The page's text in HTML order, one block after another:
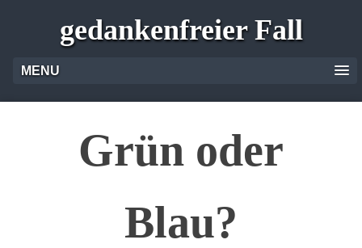
gedankenfreier Fall
MENU
Grün oder
Blau?